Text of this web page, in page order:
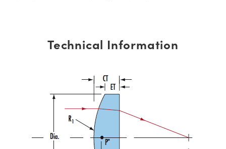
Technical Information